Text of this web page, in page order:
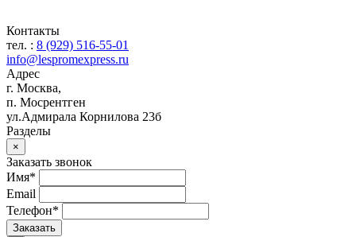
Контакты
тел. : 8 (929) 516-55-01
info@lespromexpress.ru
Адрес
г. Москва,
п. Мосрентген
ул.Адмирала Корнилова 23б
Разделы
×
Заказать звонок
Имя*
Email
Телефон*
Заказать